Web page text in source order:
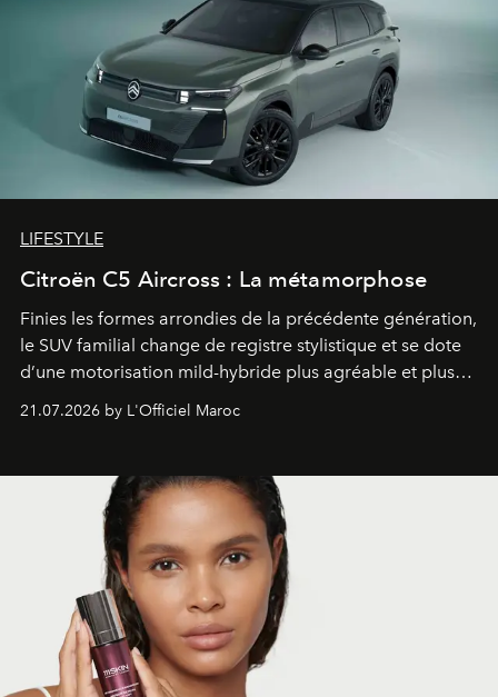
LIFESTYLE
Citroën C5 Aircross : La métamorphose
Finies les formes arrondies de la précédente génération,
le SUV familial change de registre stylistique et se dote
d’une motorisation mild-hybride plus agréable et plus
économe. à n’en pas douter, le nouveau C5 Aircross a
gagné en maturité.
21.07.2026 by L'Officiel Maroc